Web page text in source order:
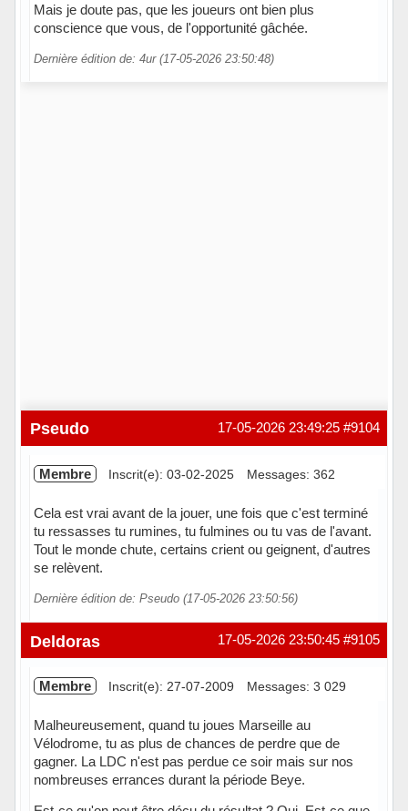
Mais je doute pas, que les joueurs ont bien plus
conscience que vous, de l'opportunité gâchée.
Dernière édition de: 4ur (17-05-2026 23:50:48)
#9104
17-05-2026 23:49:25
Pseudo
Membre Inscrit(e): 03-02-2025 Messages: 362
Cela est vrai avant de la jouer, une fois que c'est terminé
tu ressasses tu rumines, tu fulmines ou tu vas de l'avant.
Tout le monde chute, certains crient ou geignent, d'autres
se relèvent.
Dernière édition de: Pseudo (17-05-2026 23:50:56)
Hors ligne #9105
17-05-2026 23:50:45
Deldoras
Membre Inscrit(e): 27-07-2009 Messages: 3 029
Malheureusement, quand tu joues Marseille au
Vélodrome, tu as plus de chances de perdre que de
gagner. La LDC n'est pas perdue ce soir mais sur nos
nombreuses errances durant la période Beye.